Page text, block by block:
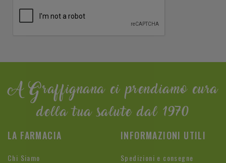
A Graffignana ci prendiamo cura
della tua salute dal 1970
LA FARMACIA
Chi Siamo
INFORMAZIONI UTILI
Spedizioni e consegne